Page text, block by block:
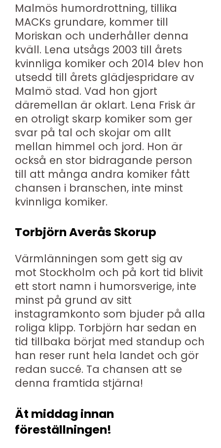
Malmös humordrottning, tillika
MACKs grundare, kommer till
Moriskan och underhåller denna
kväll. Lena utsågs 2003 till årets
kvinnliga komiker och 2014 blev hon
utsedd till årets glädjespridare av
Malmö stad. Vad hon gjort
däremellan är oklart. Lena Frisk är
en otroligt skarp komiker som ger
svar på tal och skojar om allt
mellan himmel och jord. Hon är
också en stor bidragande person
till att många andra komiker fått
chansen i branschen, inte minst
kvinnliga komiker.
Torbjörn Averås Skorup
Värmlänningen som gett sig av
mot Stockholm och på kort tid blivit
ett stort namn i humorsverige, inte
minst på grund av sitt
instagramkonto som bjuder på alla
roliga klipp. Torbjörn har sedan en
tid tillbaka börjat med standup och
han reser runt hela landet och gör
redan succé. Ta chansen att se
denna framtida stjärna!
Ät middag innan
föreställningen!